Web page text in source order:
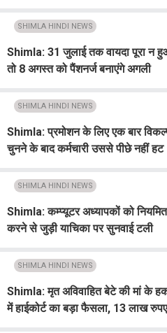
SHIMLA HINDI NEWS
Shimla: 31 जुलाई तक वायदा पूरा न
तो 8 अगस्त को पैंशनर्ज बनाएंगे अगली
SHIMLA HINDI NEWS
Shimla: प्रमोशन के लिए एक बार
चुनने के बाद कर्मचारी उससे पीछे नहीं हट
SHIMLA HINDI NEWS
Shimla: कम्प्यूटर अध्यापकों को नियमित
करने से जुड़ी याचिका पर सुनवाई टली
SHIMLA HINDI NEWS
Shimla: मृत अविवाहित बेटे की मां के
में हाईकोर्ट का बड़ा फैसला, 13 लाख रुपए